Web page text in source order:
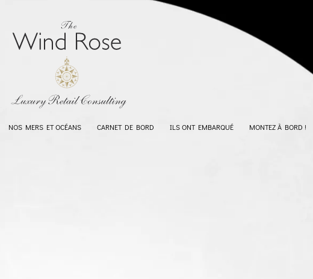
NOS MERS ET OCÉANS CARNET DE BORD ILS ONT EMBARQUÉ MONTEZ À BORD !